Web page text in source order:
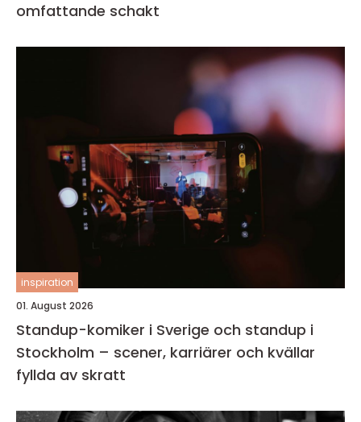
omfattande schakt
inspiration
01. August 2026
Standup-komiker i Sverige och standup i
Stockholm – scener, karriärer och kvällar
fyllda av skratt